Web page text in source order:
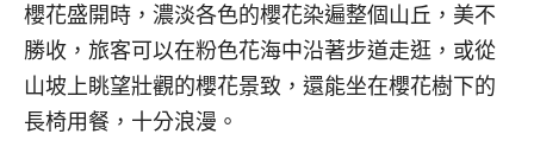
櫻花盛開時，濃淡各色的櫻花染遍整個山丘，美不
勝收，旅客可以在粉色花海中沿著步道走逛，或從
山坡上眺望壯觀的櫻花景致，還能坐在櫻花樹下的
長椅用餐，十分浪漫。